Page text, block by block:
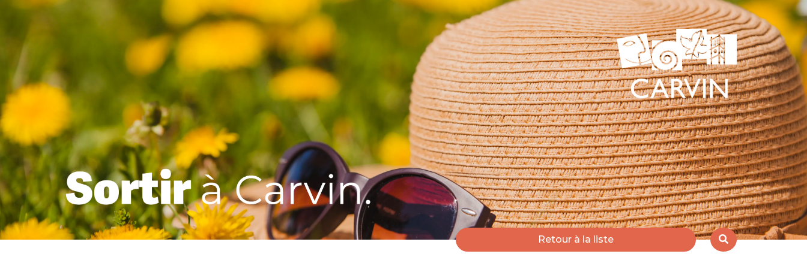
Retour à la liste